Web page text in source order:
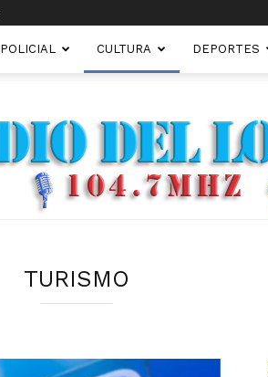
POLICIAL CULTURA DEPORTES
FM22.COM.AR
TURISMO